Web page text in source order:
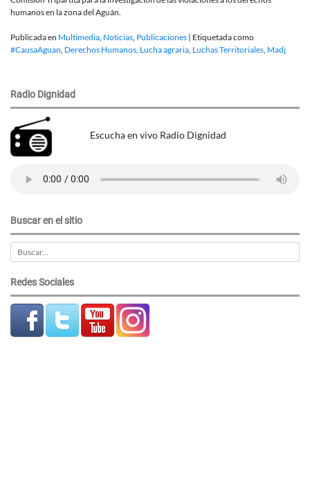
humanos en la zona del Aguán.
Publicada en Multimedia Noticias Publicaciones | Etiquetada como
#CausaAguan Derechos Humanos Lucha agraria Luchas Territoriales Madj
Radio Dignidad
Escucha en vivo Radio Dignidad
Buscar en el sitio
Redes Sociales